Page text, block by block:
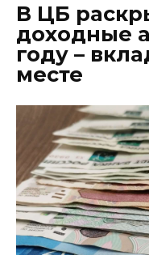
В ЦБ
доходные
году –
месте